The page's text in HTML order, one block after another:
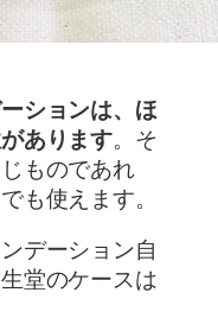
ションは、ほ
あります。そ
ものであれ
も使えます。
デーション自
堂のケースは